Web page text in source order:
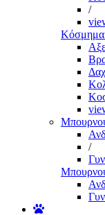
/
Κόσμημα
/